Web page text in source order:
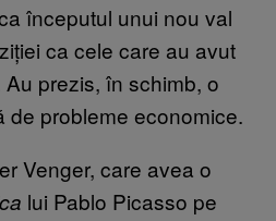
începutul unui nou val
ca cele care au avut
prezis, în schimb, o
de probleme economice.
Venger, care avea o
lui Pablo Picasso pe